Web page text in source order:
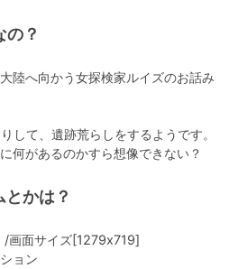
の？
陸へ向かう女探検家ルイズのお話み
して、遺跡荒らしをするようです。
何があるのかすら想像できない？
かは？
画面サイズ[1279x719]
ョン